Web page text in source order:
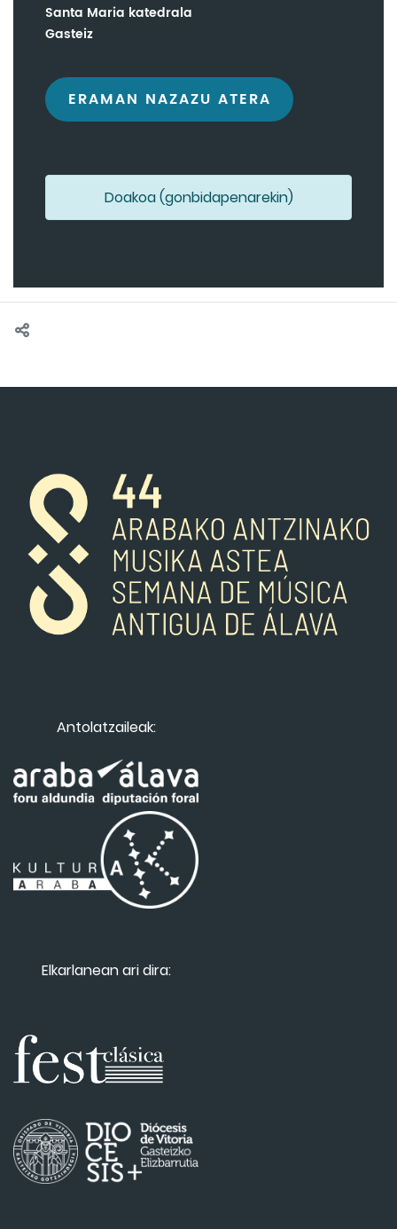
Santa Maria katedrala
Gasteiz
ERAMAN NAZAZU ATERA
Doakoa (gonbidapenarekin)
Antolatzaileak:
Elkarlanean ari dira: